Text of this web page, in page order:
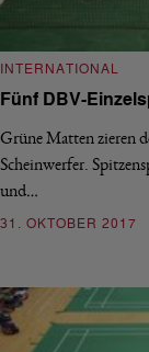
INTERNATIONAL
Fünf DBV-
Grüne Matten zieren
Scheinwerfer.
und…
31. OKTOBER 2017